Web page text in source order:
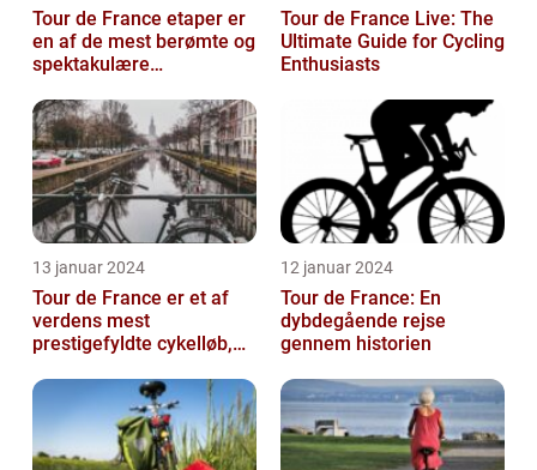
Tour de France etaper er
en af de mest berømte og
spektakulære
professionel c...
Tour de France Live: The
Ultimate Guide for Cycling
Enthusiasts
13 januar 2024
Tour de France er et af
verdens mest
prestigefyldte cykelløb,
opmærksomhed fra
sports...
12 januar 2024
Tour de France: En
dybdegående rejse
gennem historien